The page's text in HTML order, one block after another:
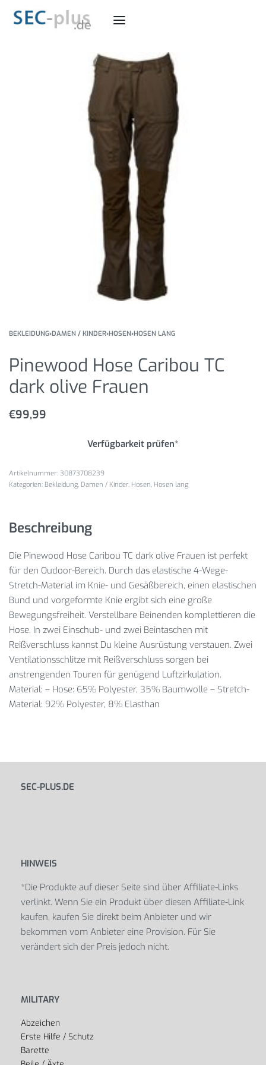
BEKLEIDUNG›DAMEN / KINDER›HOSEN›HOSEN LANG
Pinewood Hose Caribou TC
dark olive Frauen
€99,99
Verfügbarkeit prüfen*
30873708239
Kategorien: Bekleidung, Damen / Kinder, Hosen, Hosen lang
Beschreibung
Die Pinewood Hose Caribou TC dark olive Frauen ist perfekt
für den Oudoor-Bereich. Durch das elastische 4-Wege-
Stretch-Material im Knie- und Gesäßbereich, einen elastischen
Bund und vorgeformte Knie ergibt sich eine große
Bewegungsfreiheit. Verstellbare Beinenden komplettieren die
Hose. In zwei Einschub- und zwei Beintaschen mit
Reißverschluss kannst Du kleine Ausrüstung verstauen. Zwei
Ventilationsschlitze mit Reißverschluss sorgen bei
anstrengenden Touren für genügend Luftzirkulation.
Material: – Hose: 65% Polyester, 35% Baumwolle – Stretch-
Material: 92% Polyester, 8% Elasthan
SEC-PLUS.DE
HINWEIS
*Die Produkte auf dieser Seite sind über Affiliate-Links
verlinkt. Wenn Sie ein Produkt über diesen Affiliate-Link
kaufen, kaufen Sie direkt beim Anbieter und wir
bekommen vom Anbieter eine Provision. Für Sie
verändert sich der Preis jedoch nicht.
MILITARY
Abzeichen
Erste Hilfe / Schutz
Barette